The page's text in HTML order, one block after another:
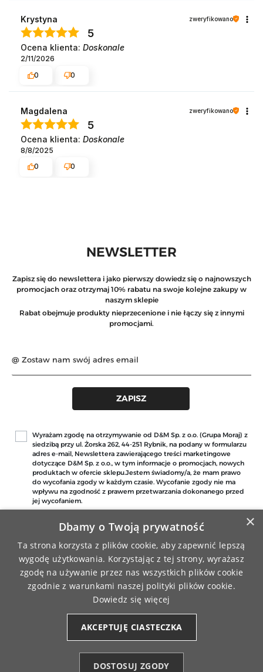
Krystyna zweryfikowano
5
Ocena klienta: Doskonale
2/11/2026
0
0
Magdalena zweryfikowano
5
Ocena klienta: Doskonale
8/8/2025
0
0
NEWSLETTER
Zapisz się do newslettera i jako pierwszy dowiedz się o najnowszych
promocjach oraz otrzymaj 10% rabatu na swoje kolejne zakupy w
naszym sklepie
Rabat obejmuje produkty nieprzecenione i nie łączy się z innymi
promocjami.
Wyrażam zgodę na otrzymywanie od D&M Sp. z o.o. (Grupa Moraj) z
siedzibą przy ul. Żorska 262, 44-251 Rybnik, na podany w formularzu
adres e-mail, Newslettera zawierającego treści marketingowe
dotyczące D&M Sp. z o.o., w tym informacje o promocjach, nowych
produktach w ofercie sklepu.Jestem świadomy/a, że mam prawo
do wycofania zgody w każdym czasie. Wycofanie zgody nie ma
wpływu na zgodność z prawem przetwarzania dokonanego przed
jej wycofaniem.
DARMOWA WYSYŁKA
ZAMÓWIENIA REALIZOWANE
SĄ FIRMĄ KURIERSKĄ
MASZ 14-DNIOWY OKRES
NA ZWROT ZAMÓWIENIA
BEZPIECZNE PŁATNOŚCI
×
Dbamy o Twoją prywatność
Ta strona korzysta z plików cookie, aby zapewnić lepszą
wygodę użytkowania. Korzystając z tej strony, wyrażasz
zgodę na używanie przez nas wszystkich plików cookie
zgodnie z warunkami naszej polityki plików cookie.
Dowiedz się więcej
AKCEPTUJĘ CIASTECZKA
DOSTOSUJ ZGODY